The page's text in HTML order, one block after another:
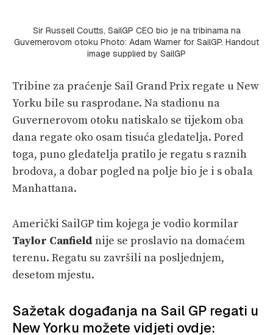
Sir Russell Coutts, SailGP CEO bio je na tribinama na
Guvernerovom otoku Photo: Adam Warner for SailGP. Handout
image supplied by SailGP
Tribine za praćenje Sail Grand Prix regate u New
Yorku bile su rasprodane. Na stadionu na
Guvernerovom otoku natiskalo se tijekom oba
dana regate oko osam tisuća gledatelja. Pored
toga, puno gledatelja pratilo je regatu s raznih
brodova, a dobar pogled na polje bio je i s obala
Manhattana.
Američki SailGP tim kojega je vodio kormilar
Taylor Canfield nije se proslavio na domaćem
terenu. Regatu su završili na posljednjem,
desetom mjestu.
Sažetak događanja na Sail GP regati u
New Yorku možete vidjeti ovdje: